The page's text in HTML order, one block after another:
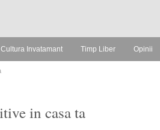
Cultura Invatamant Timp Liber Opinii
in casa ta